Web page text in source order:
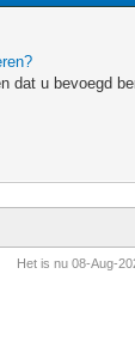
dat u bevoegd
Het is nu 08-Aug-